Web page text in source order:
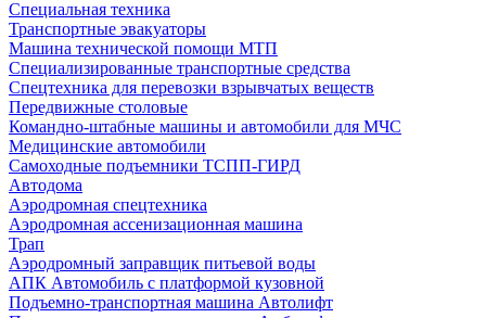
Специальная техника
Транспортные эвакуаторы
Машина технической помощи МТП
Специализированные транспортные средства
Спецтехника для перевозки взрывчатых веществ
Передвижные столовые
Командно-штабные машины и автомобили для МЧС
Медицинские автомобили
Самоходные подъемники ТСПП-ГИРД
Автодома
Аэродромная спецтехника
Аэродромная ассенизационная машина
Трап
Аэродромный заправщик питьевой воды
АПК Автомобиль с платформой кузовной
Подъемно-транспортная машина Автолифт